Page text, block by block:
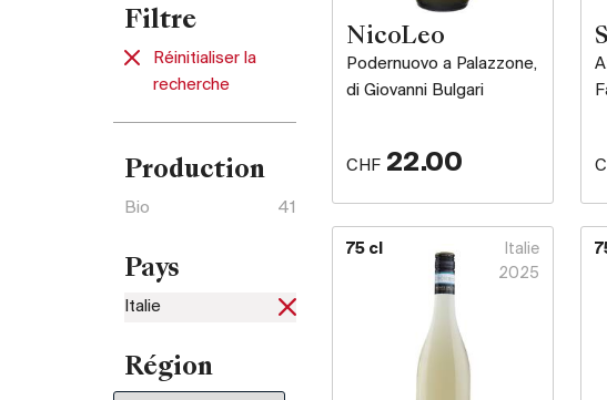
Filtre
Réinitialiser la
recherche
Production
Bio 41
Pays
Italie
Région
NicoLeo
Podernuovo a Palazzone,
di Giovanni Bulgari
CHF 22.00
75 cl
Italie
2025